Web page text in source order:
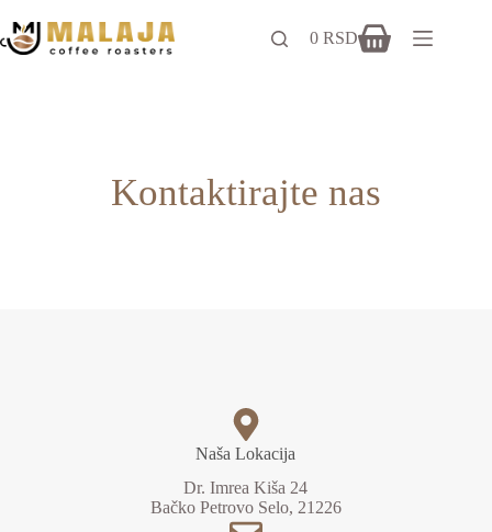
0RSD
Kontaktirajte nas
Naša Lokacija
Dr. Imrea Kiša 24
Bačko Petrovo Selo, 21226